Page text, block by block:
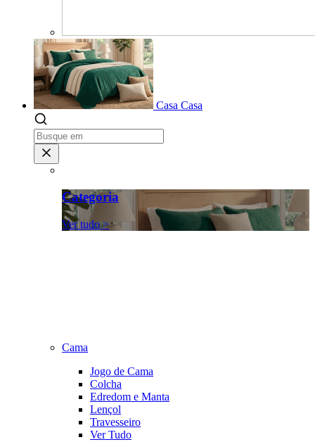
Casa Casa
Categoria
Ver tudo >
Cama
Jogo de Cama
Colcha
Edredom e Manta
Lençol
Travesseiro
Ver Tudo